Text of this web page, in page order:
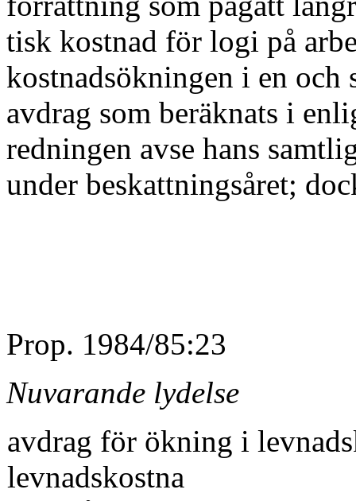
tisk kostnad för logi på
kostnads­ökningen i en och
avdrag som beräknats i
redningen avse hans
under be­skattningsåret;
Prop. 1984/85:23
Nuvarande lydelse
avdrag för ökning i
levnadskostna­